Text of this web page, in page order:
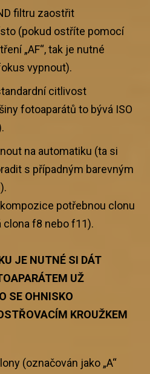
filtru zaostřit
(pokud ostříte pomocí
„AF“, tak je nutné
vypnout).
citlivost
fotoaparátů to bývá ISO
na automatiku (ta si
s případným barevným
potřebnou clonu
f8 nebo f11).
JE NUTNÉ SI DÁT
UŽ
SE OHNISKO
KROUŽKEM
(označován jako „A“